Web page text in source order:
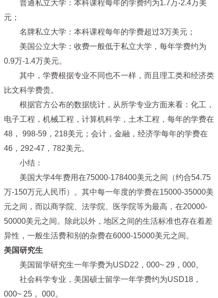
普通私立大学：本科课程每年的学费约为1.7万-2.4万美
元；
名牌私立大学：本科课程每年的学费超过3万美元；
美国公立大学：收费一般低于私立大学，每年学费约为
0.9万-1.4万美元。
其中，学费根据专业不同也不一样，而且理工类和经济类
比文科学费贵。
根据官方公布的数据统计，从所学专业方面来看：化工，
电子工程，机械工程，计算机科学，土木工程，每年的学费在
48， 998-59，218美元；会计，金融，经济学每年的学费在
46，292-47，782美元。
小结：
美国大学4年费用在75000-178400美元之间（约合54.75
万-150万元人民币）。其中每一年度的学费在15000-35000美
元之间，而以商学院、法学院、医学院等为最高，在20000-
50000美元之间。除此以外，地区之间的生活标准也存在着差
异性，一般生活费和别的杂费在6000-15000美元之间。
美国研究生
美国留学研究生一年学费为USD22，000~ 29，000。
社会科学专业，美国硕士留学一年学费约为USD18，
000~ 25， 000。